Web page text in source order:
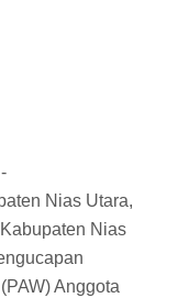
-
Nias Utara,
Nias
Anggota